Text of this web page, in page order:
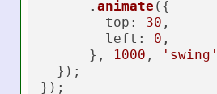
      .
animate ({
top : 30 ,
left : 0 ,
      },
1000 , 'swing'
  });